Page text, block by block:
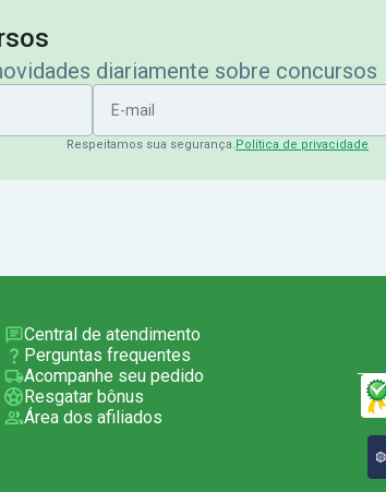
diariamente sobre concursos
Respeitamos sua segurança.Política de privacidade
Central de atendimento
Perguntas frequentes
Acompanhe seu pedido
Resgatar bônus
Área dos afiliados